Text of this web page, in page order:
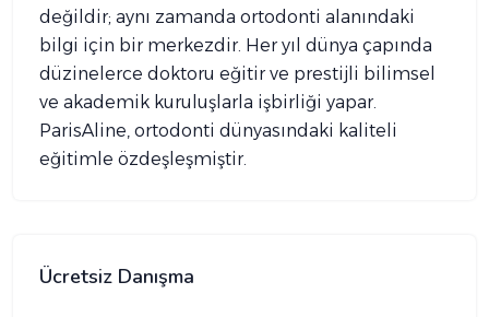
değildir; aynı zamanda ortodonti alanındaki
bilgi için bir merkezdir. Her yıl dünya çapında
düzinelerce doktoru eğitir ve prestijli bilimsel
ve akademik kuruluşlarla işbirliği yapar.
ParisAline, ortodonti dünyasındaki kaliteli
eğitimle özdeşleşmiştir.
Ücretsiz Danışma